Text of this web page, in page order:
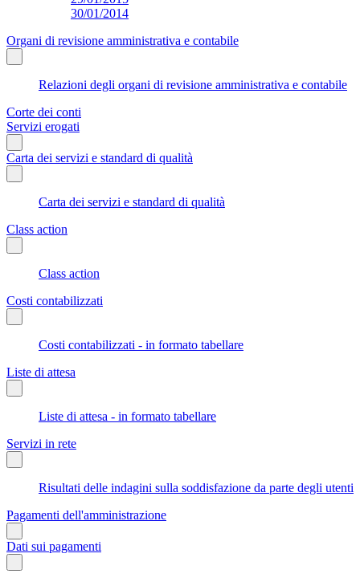
30/01/2014
Organi di revisione amministrativa e contabile
Relazioni degli organi di revisione amministrativa e contabile
Corte dei conti
Servizi erogati
Carta dei servizi e standard di qualità
Carta dei servizi e standard di qualità
Class action
Class action
Costi contabilizzati
Costi contabilizzati - in formato tabellare
Liste di attesa
Liste di attesa - in formato tabellare
Servizi in rete
Risultati delle indagini sulla soddisfazione da parte degli utenti
Pagamenti dell'amministrazione
Dati sui pagamenti